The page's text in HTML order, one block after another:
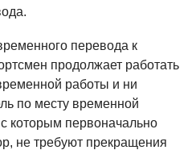
перевода к
продолжает работать
работы и ни
по месту временной
которым первоначально
не требуют прекращения